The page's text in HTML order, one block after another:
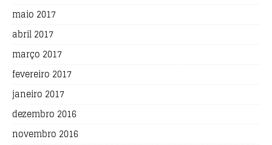
maio 2017
abril 2017
março 2017
fevereiro 2017
janeiro 2017
dezembro 2016
novembro 2016